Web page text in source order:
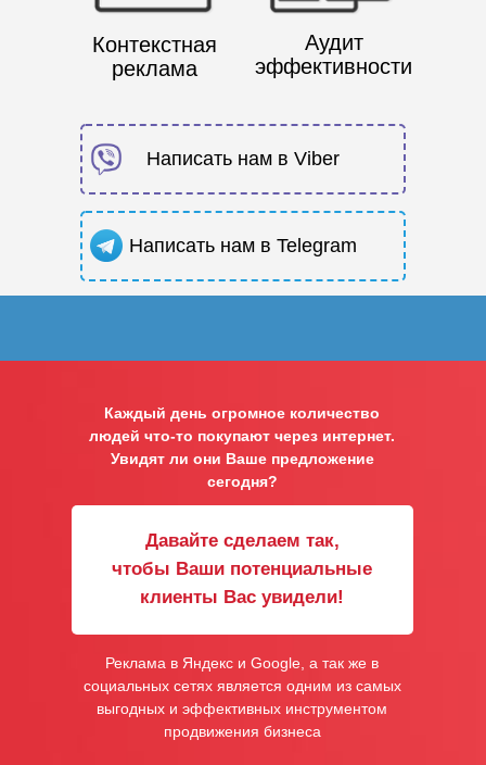
Контекстная
реклама
Аудит
эффективности
Написать нам в Telegram
Написать нам в Viber
Каждый день огромное количество
людей что-то покупают через интернет.
Увидят ли они Ваше предложение
сегодня?
Реклама в Яндекс и Google, а так же в
социальных сетях является одним из самых
выгодных и эффективных инструментом
продвижения бизнеса
Давайте сделаем так,
чтобы Ваши потенциальные
клиенты Вас увидели!